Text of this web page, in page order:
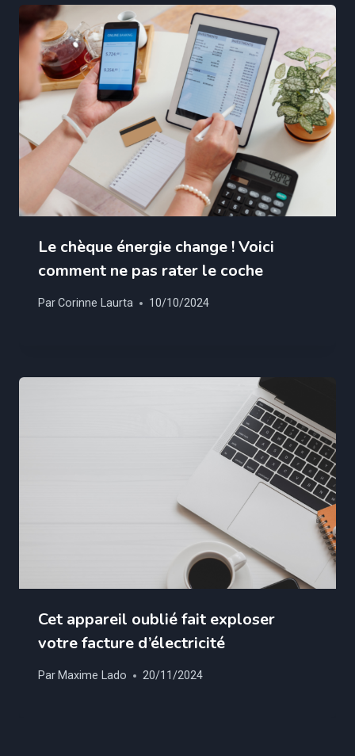
Le chèque énergie change ! Voici
comment ne pas rater le coche
ParCorinne Laurta 10/10/2024
Cet appareil oublié fait exploser
votre facture d’électricité
Par Maxime Lado 20/11/2024